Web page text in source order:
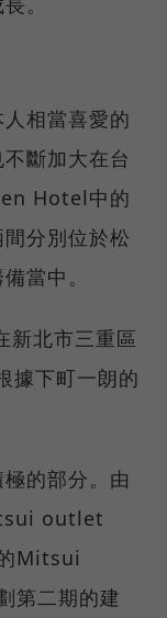
相當喜愛的
斷加大在台
Hotel中的
分別位於松
當中。
新北市三重區
據下町一朗的
的部分。由
outlet
Mitsui
第二期的建